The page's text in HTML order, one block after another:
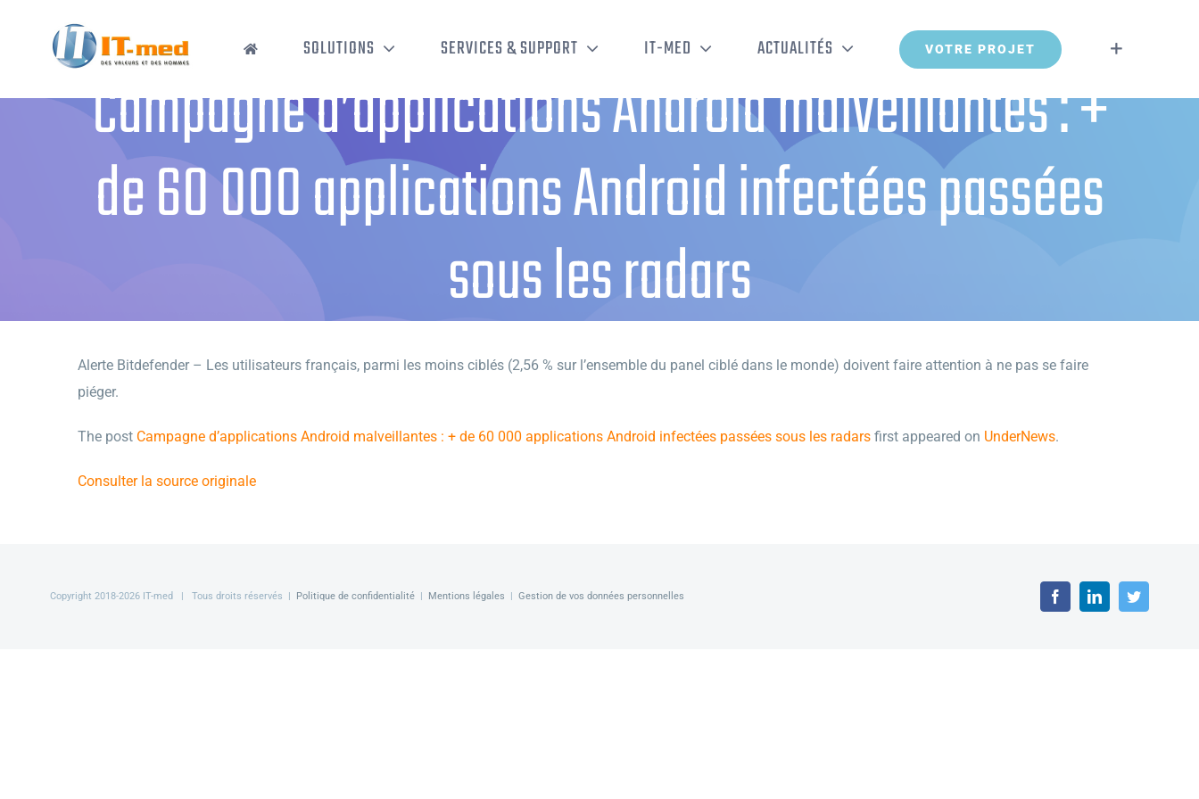
SOLUTIONS SERVICES & SUPPORT IT-MED ACTUALITÉS VOTRE PROJET
Campagne d’applications Android malveillantes : +
de 60 000 applications Android infectées passées
sous les radars
Alerte Bitdefender – Les utilisateurs français, parmi les moins ciblés (2,56 % sur l’ensemble du panel ciblé dans le monde) doivent faire attention à ne pas se faire
piéger.
The post Campagne d’applications Android malveillantes : + de 60 000 applications Android infectées passées sous les radars first appeared on UnderNews.
Consulter la source originale
Copyright 2018-2026 IT-med | Tous droits réservés | Politique de confidentialité| Mentions légales | Gestion de vos données personnelles FacebookLinkedInTwitter